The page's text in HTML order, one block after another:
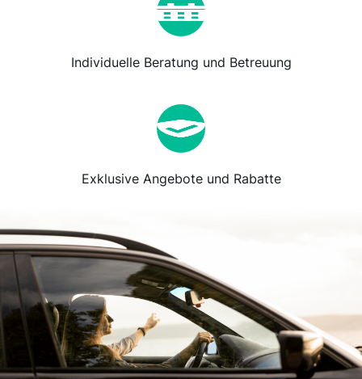
Individuelle Beratung und Betreuung
Exklusive Angebote und Rabatte